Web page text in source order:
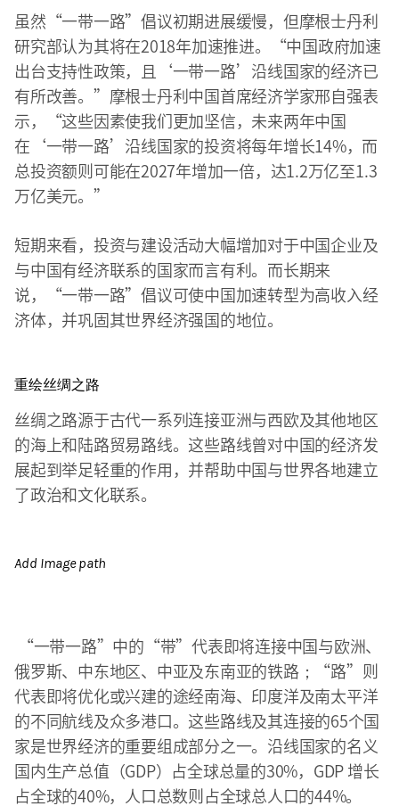
虽然“一带一路”倡议初期进展缓慢，但摩根士丹利
研究部认为其将在2018年加速推进。“中国政府加速
出台支持性政策，且‘一带一路’沿线国家的经济已
有所改善。”摩根士丹利中国首席经济学家邢自强表
示，“这些因素使我们更加坚信，未来两年中国
在‘一带一路’沿线国家的投资将每年增长14%，而
总投资额则可能在2027年增加一倍，达1.2万亿至1.3
万亿美元。”
短期来看，投资与建设活动大幅增加对于中国企业及
与中国有经济联系的国家而言有利。而长期来
说，“一带一路”倡议可使中国加速转型为高收入经
济体，并巩固其世界经济强国的地位。
重绘丝绸之路
丝绸之路源于古代一系列连接亚洲与西欧及其他地区
的海上和陆路贸易路线。这些路线曾对中国的经济发
展起到举足轻重的作用，并帮助中国与世界各地建立
了政治和文化联系。
Add Image path
“一带一路”中的“带”代表即将连接中国与欧洲、
俄罗斯、中东地区、中亚及东南亚的铁路；“路”则
代表即将优化或兴建的途经南海、印度洋及南太平洋
的不同航线及众多港口。这些路线及其连接的65个国
家是世界经济的重要组成部分之一。沿线国家的名义
国内生产总值（GDP）占全球总量的30%，GDP 增长
占全球的40%，人口总数则占全球总人口的44%。